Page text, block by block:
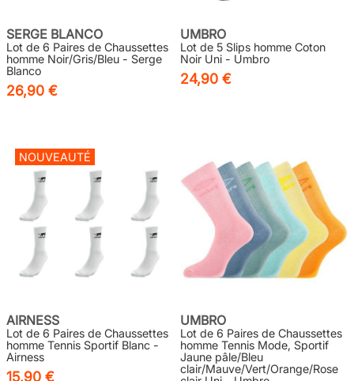
SERGE BLANCO
Lot de 6 Paires de Chaussettes
homme Noir/Gris/Bleu - Serge
Blanco
26,90 €
UMBRO
Lot de 5 Slips homme Coton
Noir Uni - Umbro
24,90 €
NOUVEAUTÉ
AIRNESS
Lot de 6 Paires de Chaussettes
homme Tennis Sportif Blanc -
Airness
15,90 €
UMBRO
Lot de 6 Paires de Chaussettes
homme Tennis Mode, Sportif
Jaune pâle/Bleu
clair/Mauve/Vert/Orange/Rose